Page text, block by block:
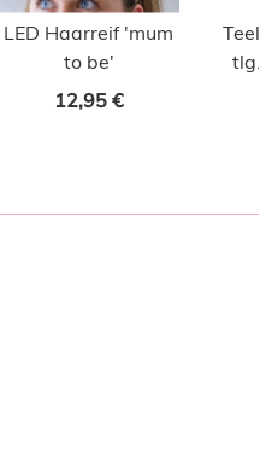
LED Haarreif 'mum
to be'
12,95 €
tlg.